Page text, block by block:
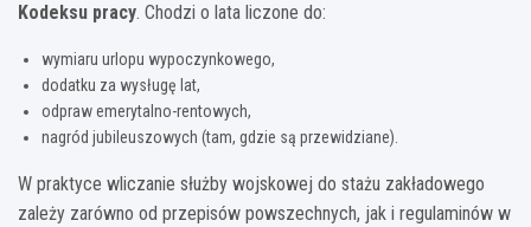
Kodeksu pracy. Chodzi o lata liczone do:
wymiaru urlopu wypoczynkowego,
dodatku za wysługę lat,
odpraw emerytalno-rentowych,
nagród jubileuszowych (tam, gdzie są przewidziane).
W praktyce wliczanie służby wojskowej do stażu zakładowego
zależy zarówno od przepisów powszechnych, jak i regulaminów w